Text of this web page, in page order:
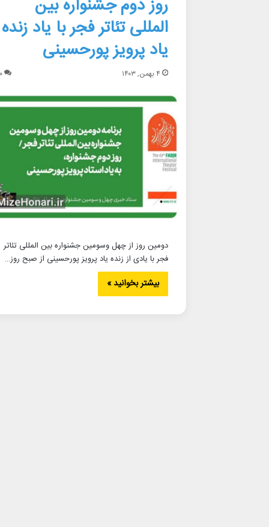
روز دوم جشنواره بین
المللی تئاتر فجر با یاد زنده
یاد پرویز پورحسینی
۴ بهمن, ۱۴۰۳
دومین روز از چهل وسومین جشنواره بین المللی تئاتر
فجر با یادی از زنده یاد پرویز پورحسینی از صبح روز…
بیشتر بخوانید »